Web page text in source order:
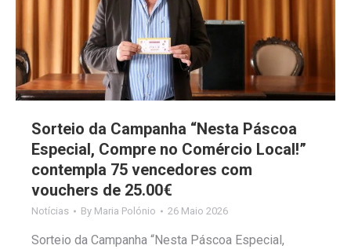
Sorteio da Campanha “Nesta Páscoa
Especial, Compre no Comércio Local!”
contempla 75 vencedores com
vouchers de 25.00€
Notícias By Maria Polónio 26 Maio 2026
Sorteio da Campanha “Nesta Páscoa Especial,